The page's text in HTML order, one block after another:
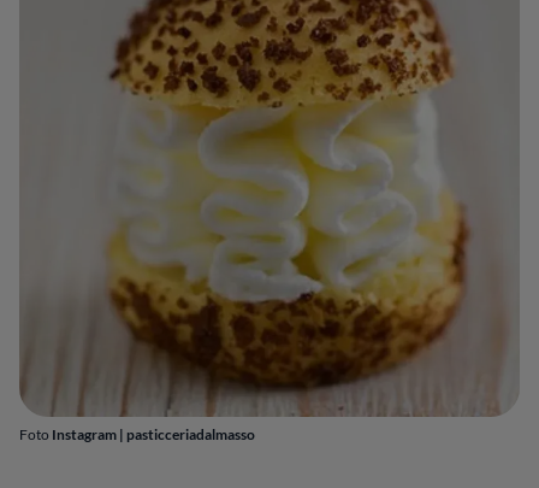
Foto Instagram | pasticceriadalmasso